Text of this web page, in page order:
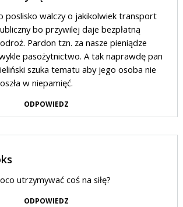
poslisko walczy o jakikolwiek transport
bo przywilej daje bezpłatną
Pardon tzn. za nasze pieniądze
pasożytnictwo. A tak naprawdę pan
szuka tematu aby jego osoba nie
w niepamięć.
ODPOWIEDZ
utrzymywać coś na siłę?
ODPOWIEDZ